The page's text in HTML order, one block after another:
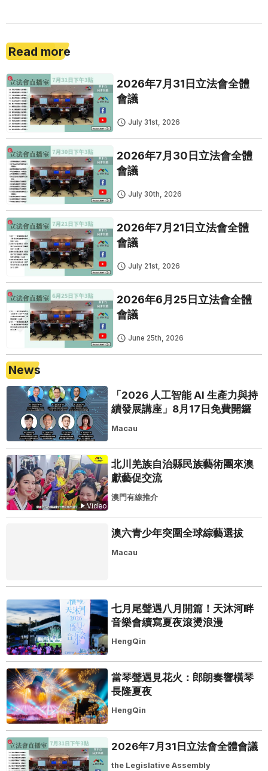
Read more
2026年7月31日立法會全體
會議
July 31st, 2026
2026年7月30日立法會全體
會議
July 30th, 2026
2026年7月21日立法會全體
會議
July 21st, 2026
2026年6月25日立法會全體
會議
June 25th, 2026
News
「2026 人工智能 AI 生產力與持
續發展講座」8月17日免費開鑼
Macau
Video
北川羌族自治縣民族藝術團來澳
獻藝促交流
澳門有線推介
澳六青少年突圍全球綜藝選拔
Macau
七月尾聲遇八月開篇！天沐河畔
音樂會續寫夏夜滾燙浪漫
HengQin
當琴聲遇見花火：郎朗奏響橫琴
長隆夏夜
HengQin
2026年7月31日立法會全體會議
the Legislative Assembly